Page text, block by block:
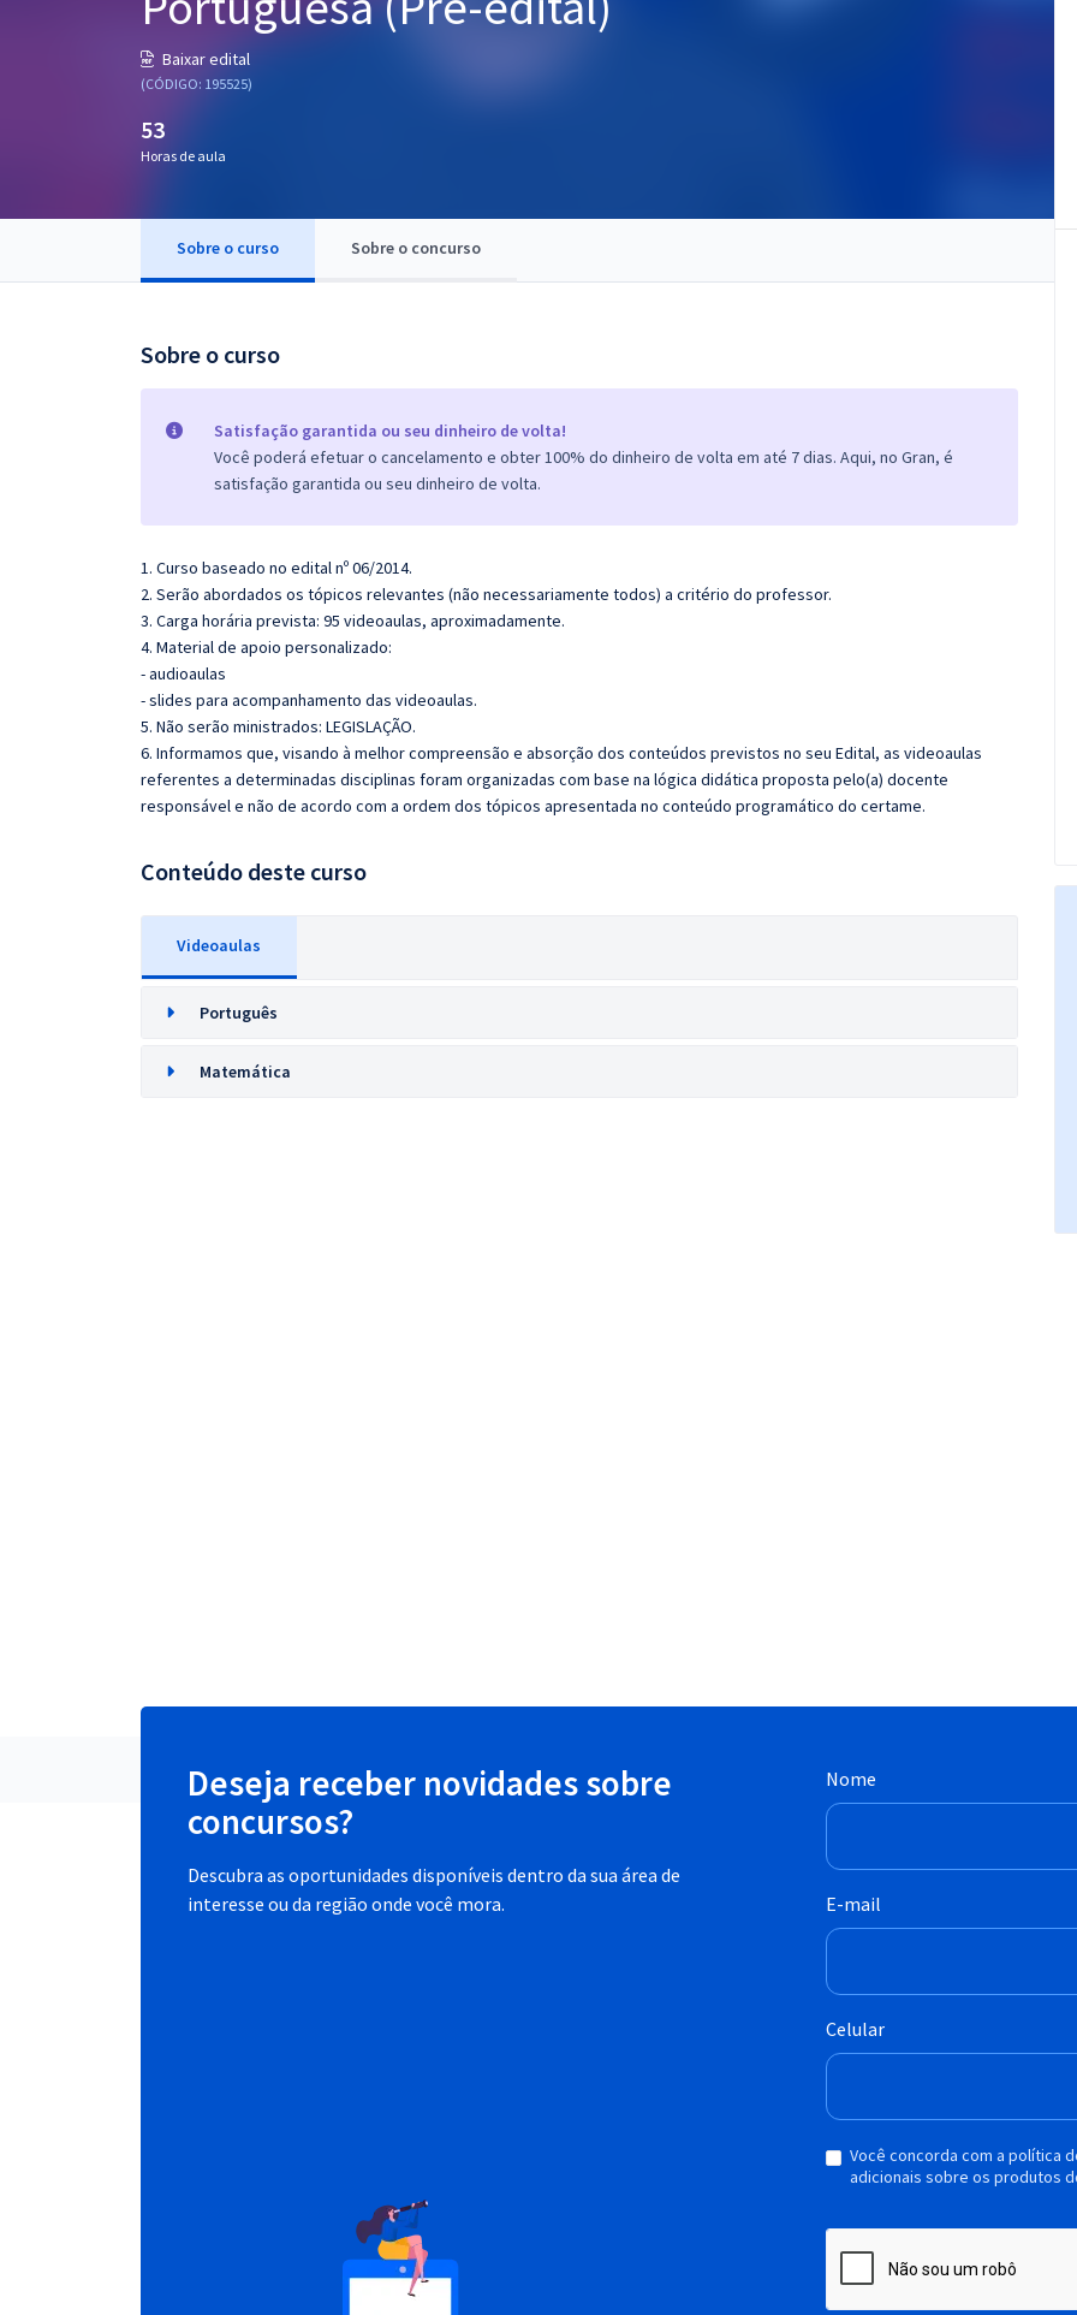
Baixar edital
(CÓDIGO: 195525)
53
Horas de aula
Sobre o curso Sobre o concurso
Sobre o curso
Satisfação garantida ou seu dinheiro de volta!
Você poderá efetuar o cancelamento e obter 100% do dinheiro de volta em até 7 dias. Aqui, no Gran, é
satisfação garantida ou seu dinheiro de volta.
1. Curso baseado no edital nº 06/2014.
2. Serão abordados os tópicos relevantes (não necessariamente todos) a critério do professor.
3. Carga horária prevista: 95 videoaulas, aproximadamente.
4. Material de apoio personalizado:
- audioaulas
- slides para acompanhamento das videoaulas.
5. Não serão ministrados: LEGISLAÇÃO.
6. Informamos que, visando à melhor compreensão e absorção dos conteúdos previstos no seu Edital, as videoaulas
referentes a determinadas disciplinas foram organizadas com base na lógica didática proposta pelo(a) docente
responsável e não de acordo com a ordem dos tópicos apresentada no conteúdo programático do certame.
Conteúdo deste curso
Videoaulas
Português
Matemática
Deseja receber novidades sobre
concursos?
Descubra as oportunidades disponíveis dentro da sua área de
interesse ou da região onde você mora.
Nome
E-mail
Celular
Você concorda com a política
adicionais sobre os produtos